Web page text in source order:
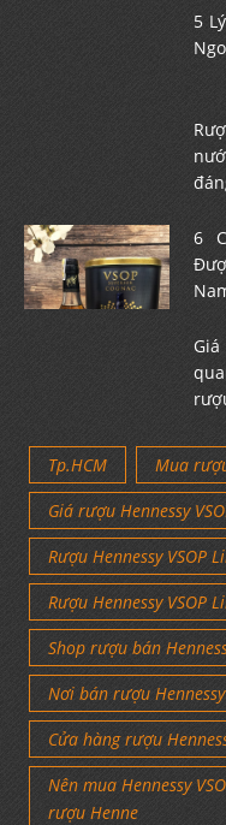
5
6
Tp.HCM
Mua
Giá rượu Hennessy
Rượu Hennessy VSOP
Rượu Hennessy VSOP
Shop rượu bán
Nơi bán rượu
Cửa hàng rượu
Nên mua Hennessy
rượu Henne